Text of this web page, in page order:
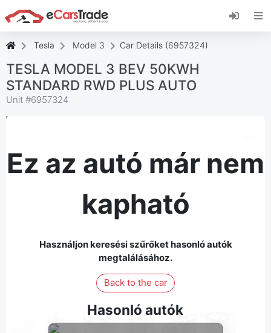
Telepítse az eCarsTrade webalkalmazást, adja
hozzá a kezdőképernyőhöz, és azonnali
Tesla Model 3 Car Details (6957324)
TESLA MODEL 3 BEV 50KWH
STANDARD RWD PLUS AUTO
Unit #6957324
Ez az autó már nem
kapható
Használjon keresési szűrőket hasonló autók
megtalálásához.
Back to the car
Hasonló autók